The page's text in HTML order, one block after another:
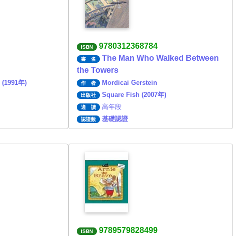
年)
ISBN 9780312368784
書 名
The Man Who Walked Between
the Towers
作 者 Mordicai Gerstein
出版社 Square Fish (2007年)
適 讀 高年段
認證數 基礎認證
ISBN 9789579828499